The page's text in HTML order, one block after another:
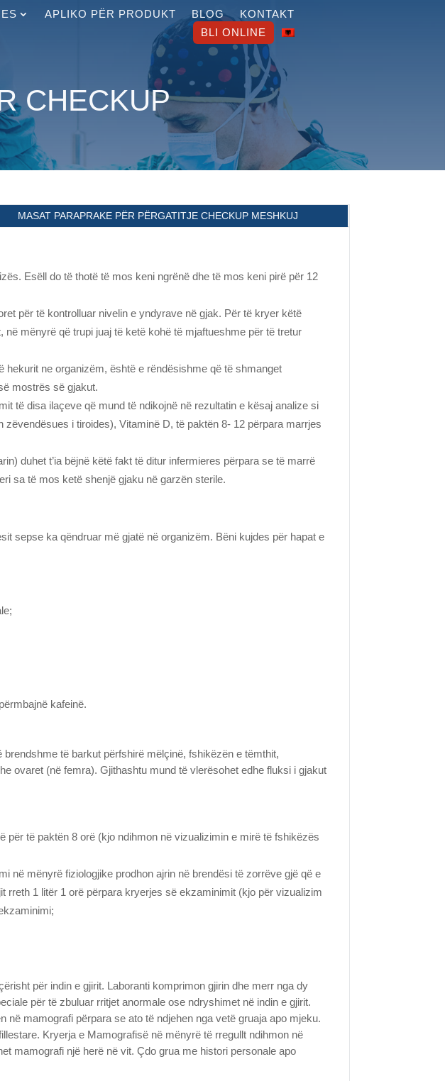
APLIKO PËR PRODUKT BLOG
KONTAKT
BLI ONLINE
CHECKUP
MASAT PARAPRAKE PËR PËRGATITJE CHECKUP MESHKUJ
Esëll do të thotë të mos keni ngrënë dhe të mos keni pirë për 12
për të kontrolluar nivelin e yndyrave në gjak. Për të kryer këtë
mënyrë që trupi juaj të ketë kohë të mjaftueshme për të tretur
hekurit ne organizëm, është e rëndësishme që të shmanget
mostrës së gjakut.
të disa ilaçeve që mund të ndikojnë në rezultatin e kësaj analize si
i tiroides), Vitaminë D, të paktën 8- 12 përpara marrjes
duhet t’ia bëjnë këtë fakt të ditur infermieres përpara se të marrë
sa të mos ketë shenjë gjaku në garzën sterile.
sepse ka qëndruar më gjatë në organizëm. Bëni kujdes për hapat e
kafeinë.
të barkut përfshirë mëlçinë, fshikëzën e tëmthit,
ovaret (në femra). Gjithashtu mund të vlerësohet edhe fluksi i gjakut
të paktën 8 orë (kjo ndihmon në vizualizimin e mirë të fshikëzës
në mënyrë fiziologjike prodhon ajrin në brendësi të zorrëve gjë që e
rreth 1 litër 1 orë përpara kryerjes së ekzaminimit (kjo për vizualizim
për indin e gjirit. Laboranti komprimon gjirin dhe merr nga dy
për të zbuluar rritjet anormale ose ndryshimet në indin e gjirit.
mamografi përpara se ato të ndjehen nga vetë gruaja apo mjeku.
Kryerja e Mamografisë në mënyrë të rregullt ndihmon në
mamografi një herë në vit. Çdo grua me histori personale apo